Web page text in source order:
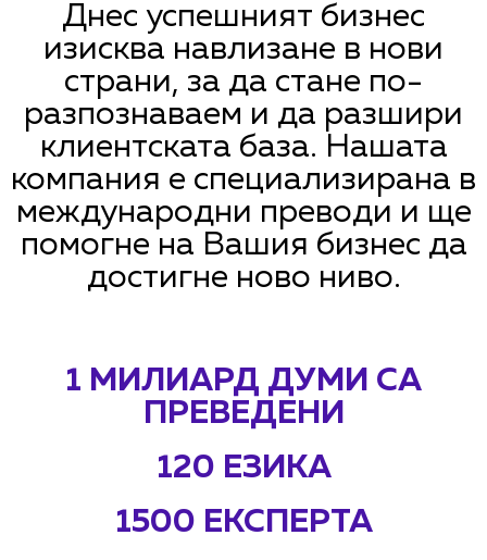
Днес успешният бизнес
изисква навлизане в нови
страни, за да стане по-
разпознаваем и да разшири
клиентската база. Нашата
компания е специализирана в
международни преводи и ще
помогне на Вашия бизнес да
достигне ново ниво.
1 МИЛИАРД ДУМИ СА
ПРЕВЕДЕНИ
120 ЕЗИКА
1500 ЕКСПЕРТА